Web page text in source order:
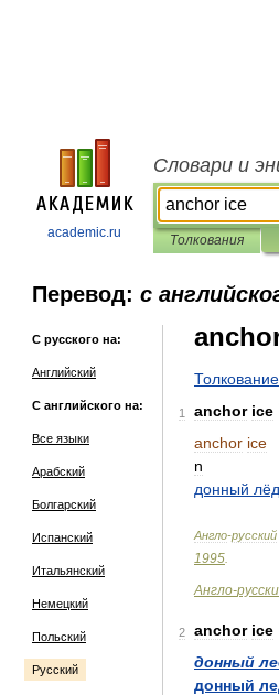
academic.ru
Словари и
Толкования
Перевод: с
С русского на:
Английский
С английского на:
Все языки
Арабский
Болгарский
Испанский
Итальянский
Немецкий
Польский
Русский
Толкование
1 anchor ice
anchor ice
n
донный лёд
Англо-русский
1995
Англо-
2 anchor ice
донный
донный